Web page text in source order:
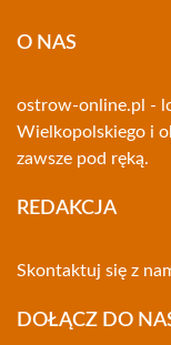
O NAS
ostrow-online.pl -
Wielkopolskiego i
zawsze pod ręką.
REDAKCJA
Skontaktuj się z
DOŁĄCZ DO